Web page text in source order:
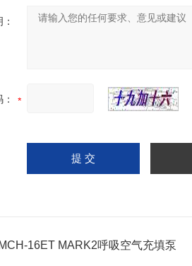
16ET MARK2呼吸空气充填泵